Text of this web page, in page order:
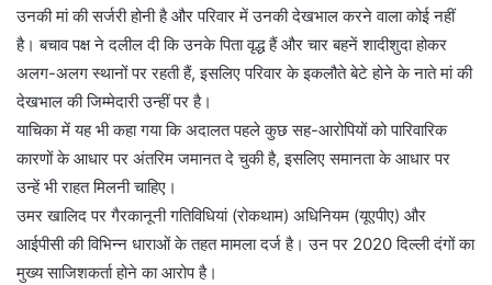
उनकी मां की सर्जरी होनी है और परिवार में उनकी देखभाल करने वाला कोई नहीं
है। बचाव पक्ष ने दलील दी कि उनके पिता वृद्ध हैं और चार बहनें शादीशुदा होकर
अलग-अलग स्थानों पर रहती हैं, इसलिए परिवार के इकलौते बेटे होने के नाते मां की
देखभाल की जिम्मेदारी उन्हीं पर है।
याचिका में यह भी कहा गया कि अदालत पहले कुछ सह-आरोपियों को पारिवारिक
कारणों के आधार पर अंतरिम जमानत दे चुकी है, इसलिए समानता के आधार पर
उन्हें भी राहत मिलनी चाहिए।
उमर खालिद पर गैरकानूनी गतिविधियां (रोकथाम) अधिनियम (यूएपीए) और
आईपीसी की विभिन्न धाराओं के तहत मामला दर्ज है। उन पर 2020 दिल्ली दंगों का
मुख्य साजिशकर्ता होने का आरोप है।